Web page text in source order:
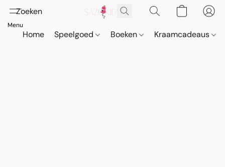
Home Speelgoed Boeken Kraamcadeaus